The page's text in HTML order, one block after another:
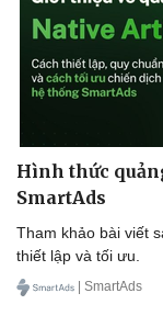
Doanh nghiệp
Hình thức
SmartAds
Tham khảo bài viết
thiết lập và tối ưu.
| SmartAds